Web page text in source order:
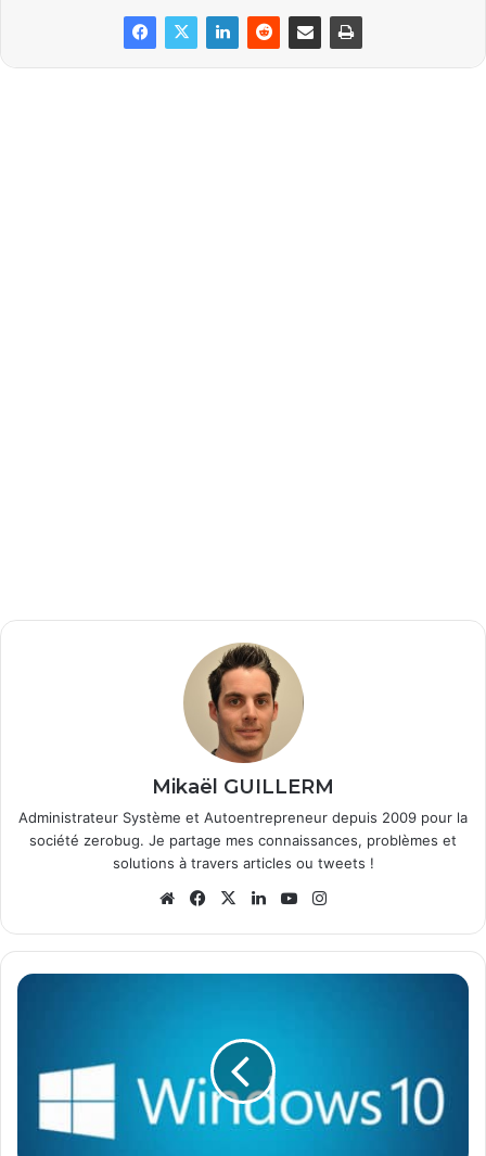
Mikaël GUILLERM
Administrateur Système et Autoentrepreneur depuis 2009 pour la
société zerobug. Je partage mes connaissances, problèmes et
solutions à travers articles ou tweets !
We
te
Fa
bo
ok
X
Lin
din
Yo
ub
e
ra
m
W